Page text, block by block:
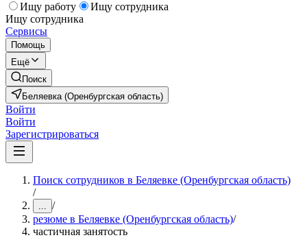
Ищу работу
Ищу сотрудника
Ищу сотрудника
Сервисы
Помощь
Ещё
Поиск
Беляевка (Оренбургская область)
Войти
Войти
Зарегистрироваться
Поиск сотрудников в Беляевке (Оренбургская область)
/
... /
резюме в Беляевке (Оренбургская область)/
частичная занятость